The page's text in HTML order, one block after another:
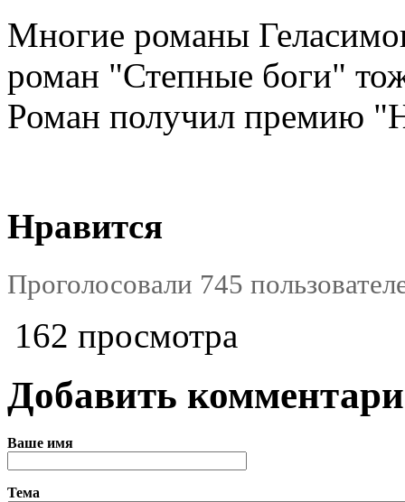
Многие романы
роман "Степные боги"
Роман получил премию
Нравится
Проголосовали 745
162 просмотра
Добавить
Ваше имя
Тема